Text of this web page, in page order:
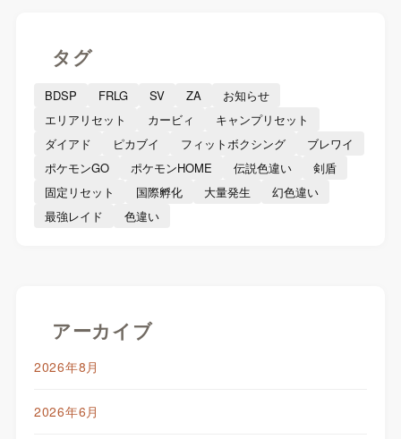
タグ
BDSP FRLG SV ZA
お知らせ
エリアリセット
カービィ
キャンプリセット
ダイアド
ピカブイ フィットボクシング
ブレワイ
ポケモンGO
ポケモンHOME 伝説色違い
剣盾
固定リセット
国際孵化 大量発生
幻色違い
最強レイド
色違い
アーカイブ
2026年8月
2026年6月